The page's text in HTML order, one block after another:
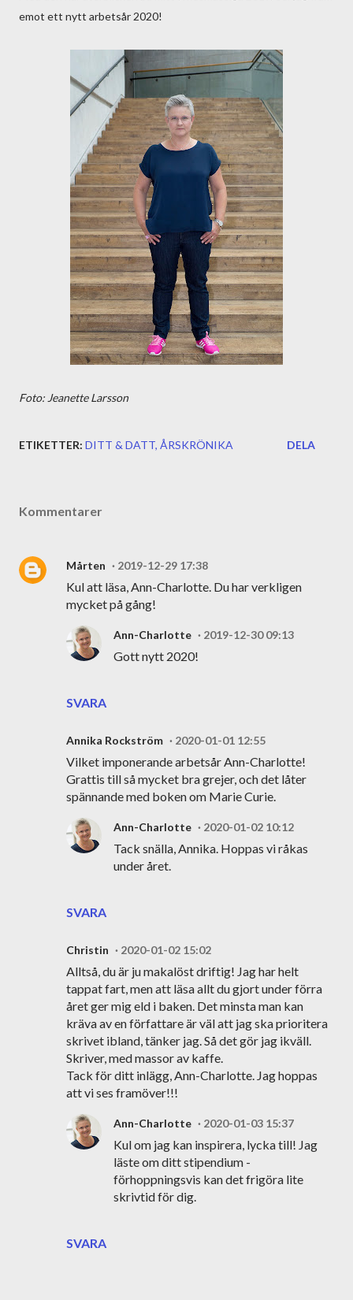
emot ett nytt arbetsår 2020!
Foto: Jeanette Larsson
ETIKETTER: DITT & DATT ÅRSKRÖNIKA DELA
Kommentarer
Mårten 2019-12-29 17:38
Kul att läsa, Ann-Charlotte. Du har verkligen
mycket på gång!
SVARA
Ann-Charlotte 2019-12-30 09:13
Gott nytt 2020!
Annika Rockström 2020-01-01 12:55
Vilket imponerande arbetsår Ann-Charlotte!
Grattis till så mycket bra grejer, och det låter
spännande med boken om Marie Curie.
SVARA
Ann-Charlotte 2020-01-02 10:12
Tack snälla, Annika. Hoppas vi råkas
under året.
Christin 2020-01-02 15:02
Alltså, du är ju makalöst driftig! Jag har helt
tappat fart, men att läsa allt du gjort under förra
året ger mig eld i baken. Det minsta man kan
kräva av en författare är väl att jag ska prioritera
skrivet ibland, tänker jag. Så det gör jag ikväll.
Skriver, med massor av kaffe.
Tack för ditt inlägg, Ann-Charlotte. Jag hoppas
att vi ses framöver!!!
SVARA
Ann-Charlotte 2020-01-03 15:37
Kul om jag kan inspirera, lycka till! Jag
läste om ditt stipendium -
förhoppningsvis kan det frigöra lite
skrivtid för dig.